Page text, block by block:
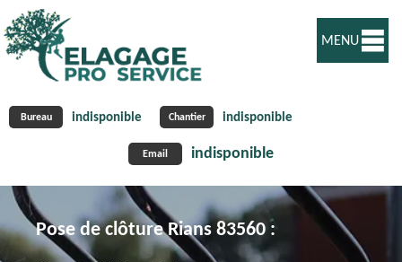
Bureau indisponible Chantier indisponible
Email indisponible
MENU
Pose de clôture Rians 83560 :